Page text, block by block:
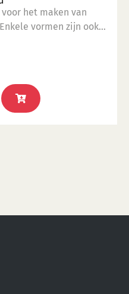
het maken van
vormen zijn ook
Dit